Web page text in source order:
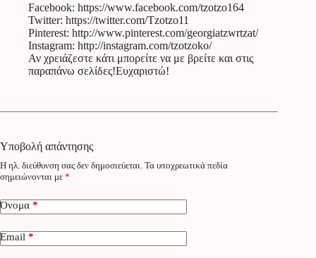
Facebook: https://www.facebook.com/tzotzo164
Twitter: https://twitter.com/Tzotzo11
Pinterest: http://www.pinterest.com/georgiatzwrtzat/
Instagram: http://instagram.com/tzotzoko/
Αν χρειάζεστε κάτι μπορείτε να με βρείτε και στις
παραπάνω σελίδες!Ευχαριστώ!
Υποβολή απάντησης
Η ηλ. διεύθυνση σας δεν δημοσιεύεται. Τα υποχρεωτικά πεδία
σημειώνονται με *
Όνομα *
Email *